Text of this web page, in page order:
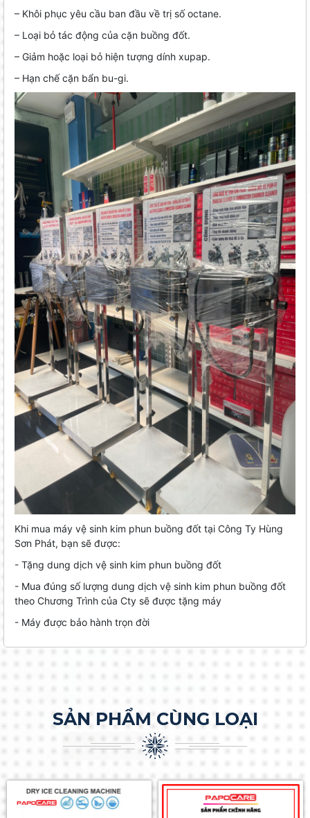
– Khôi phục yêu cầu ban đầu về trị số octane.
– Loại bỏ tác động của cặn buồng đốt.
– Giảm hoặc loại bỏ hiện tượng dính xupap.
– Hạn chế cặn bẩn bu-gi.
Khi mua máy vệ sinh kim phun buồng đốt tại Công Ty Hùng
Sơn Phát, bạn sẽ được:
- Tặng dung dịch vệ sinh kim phun buồng đốt
- Mua đúng số lượng dung dịch vệ sinh kim phun buồng đốt
theo Chương Trình của Cty sẽ được tặng máy
- Máy được bảo hành trọn đời
SẢN PHẨM CÙNG LOẠI